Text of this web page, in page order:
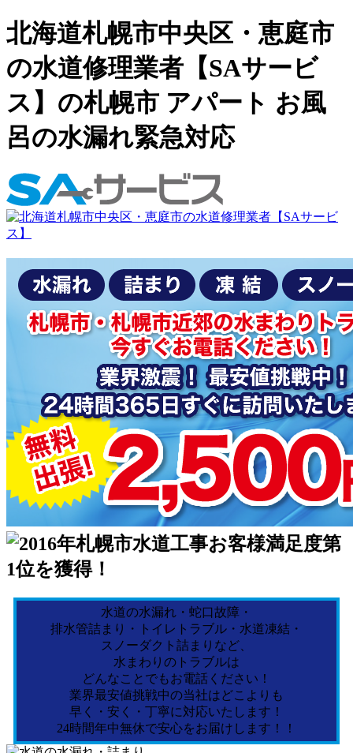
北海道札幌市中央区・恵庭市
の水道修理業者【SAサービ
ス】の札幌市 アパート お風
呂の水漏れ緊急対応
水道の水漏れ・蛇口故障・
排水管詰まり・トイレトラブル・水道凍結・
スノーダクト詰まりなど、
水まわりのトラブルは
どんなことでもお電話ください！
業界最安値挑戦中の当社はどこよりも
早く・安く・丁寧に対応いたします！
24時間年中無休で安心をお届けします！！